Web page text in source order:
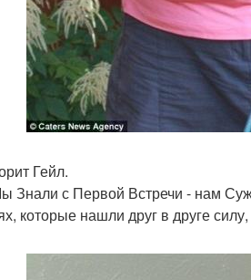
Гейл.
Знали с Первой Встречи - нам
которые нашли друг в друге